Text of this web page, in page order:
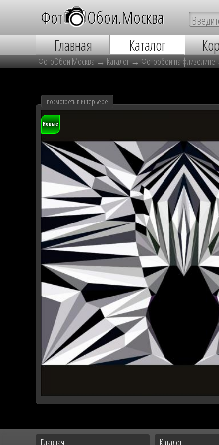
Фот о Обои.Москва
Главная Каталог
ФотоОбои.Москва→Каталог→Фотообои на флизелине
посмотреть в интерьере
Новые
Главная Каталог